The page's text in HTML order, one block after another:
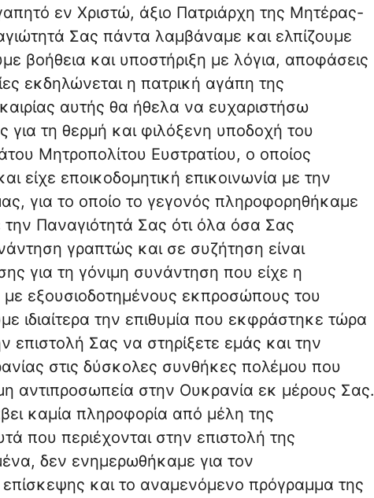
εν Χριστώ, άξιο Πατριάρχη της Μητέρας-
Σας πάντα λαμβάναμε και ελπίζουμε
βοήθεια και υποστήριξη με λόγια, αποφάσεις
εκδηλώνεται η πατρική αγάπη της
αυτής θα ήθελα να ευχαριστήσω
για τη θερμή και φιλόξενη υποδοχή του
Μητροπολίτου Ευστρατίου, ο οποίος
είχε εποικοδομητική επικοινωνία με την
για το οποίο το γεγονός πληροφορηθήκαμε
Παναγιότητά Σας ότι όλα όσα Σας
γραπτώς και σε συζήτηση είναι
για τη γόνιμη συνάντηση που είχε η
εξουσιοδοτημένους εκπροσώπους του
ιδιαίτερα την επιθυμία που εκφράστηκε τώρα
επιστολή Σας να στηρίξετε εμάς και την
στις δύσκολες συνθήκες πολέμου που
αντιπροσωπεία στην Ουκρανία εκ μέρους Σας.
καμία πληροφορία από μέλη της
που περιέχονται στην επιστολή της
δεν ενημερωθήκαμε για τον
και το αναμενόμενο πρόγραμμα της